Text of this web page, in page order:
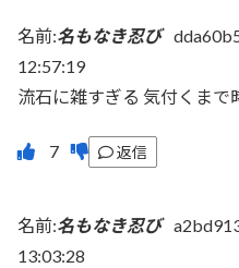
名前:名もなき忍び
12:57:19
流石に雑すぎる 気付くまで
返信
名前:名もなき忍び
13:03:28